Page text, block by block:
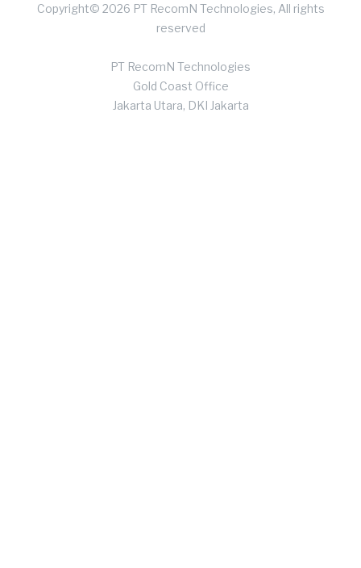
Copyright© 2026 PT RecomN Technologies, All rights
reserved
PT RecomN Technologies
Gold Coast Office
Jakarta Utara, DKI Jakarta